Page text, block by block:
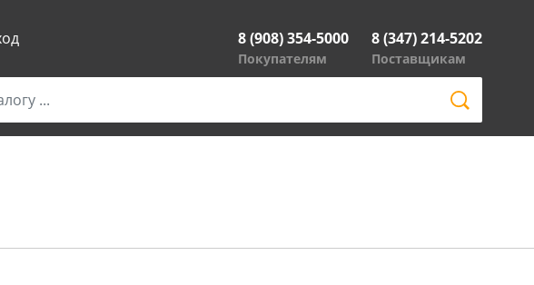
8 (908) 354-5000
Покупателям
8 (347) 214-5202
Поставщикам